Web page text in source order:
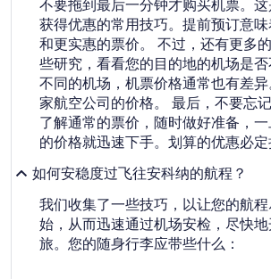
不要拖到最后一分钟才购买机票。
获得优惠的常用技巧。提前预订意
和更实惠的票价。 不过，还有更多
些研究，看看您的目的地的机场是
不同的机场，机票价格通常也有差
家航空公司的价格。 最后，不要忘记
了解通常的票价，随时做好准备，
的价格就迅速下手。划算的优惠必定
如何安稳度过飞往安科纳的航程？
我们收集了一些技巧，以让您的航
始，从而迅速通过机场安检，尽快
旅。 您的随身行李应带些什么：